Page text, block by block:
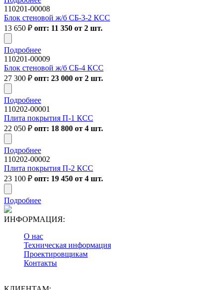
110201-00008
Блок стеновой ж/б СБ-3-2 КСС
13 650 ₽ опт: 11 350 от 2 шт.
Подробнее
110201-00009
Блок стеновой ж/б СБ-4 КСС
27 300 ₽ опт: 23 000 от 2 шт.
Подробнее
110202-00001
Плита покрытия П-1 КСС
22 050 ₽ опт: 18 800 от 4 шт.
Подробнее
110202-00002
Плита покрытия П-2 КСС
23 100 ₽ опт: 19 450 от 4 шт.
Подробнее
ИНФОРМАЦИЯ:
О нас
Техническая информация
Проектировщикам
Контакты